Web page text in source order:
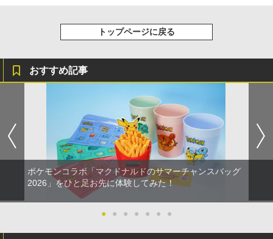
トップページに戻る
おすすめ記事
ポケモンコラボ「マクドナルドのサマーチャンスバッグ
2026」をひと足お先に体験してみた！
● ● ● ● ● ● ●